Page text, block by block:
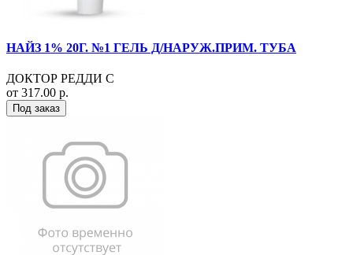
НАЙЗ 1% 20Г. №1 ГЕЛЬ Д/НАРУЖ.ПРИМ. ТУБА
ДОКТОР РЕДДИ С
от 317.00 р.
Под заказ